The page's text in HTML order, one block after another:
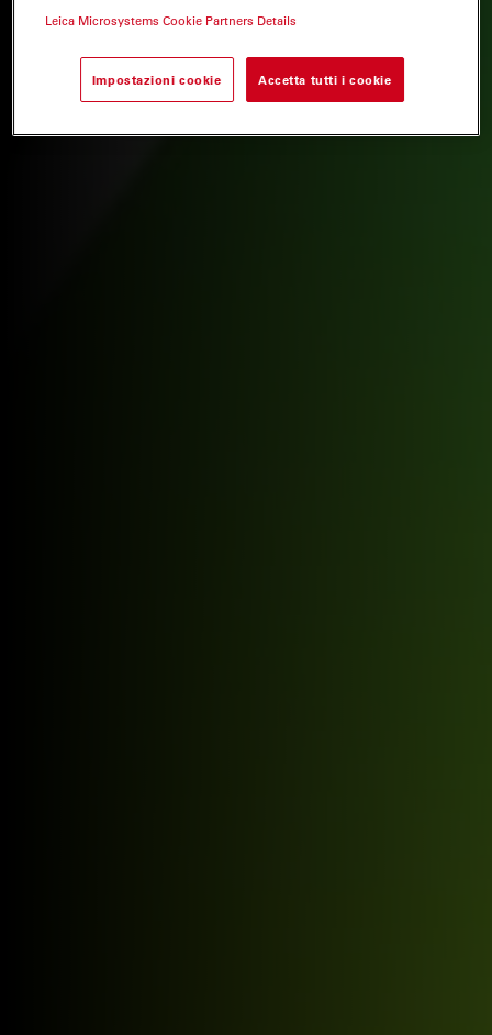
Leica Microsystems Cookie Partners Details
Impostazioni cookie Accetta tutti i cookie